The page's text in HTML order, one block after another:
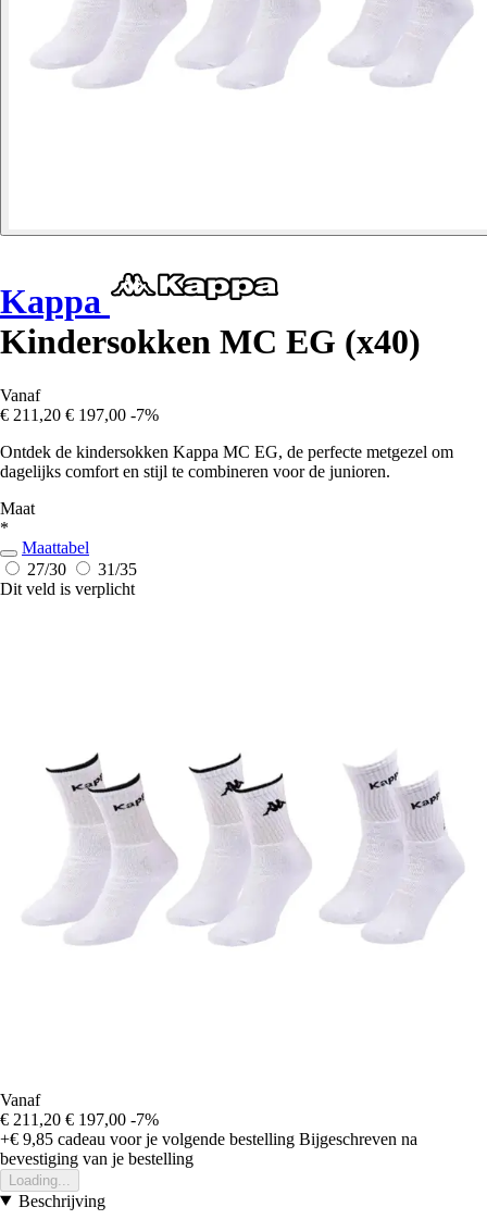
Kappa
Kindersokken MC EG (x40)
Vanaf
€ 211,20 € 197,00 -7%
Ontdek de kindersokken Kappa MC EG, de perfecte metgezel om
dagelijks comfort en stijl te combineren voor de junioren.
Maat
*
Maattabel
27/30
31/35
Dit veld is verplicht
Vanaf
€ 211,20 € 197,00 -7%
+€ 9,85 cadeau voor je volgende bestelling Bijgeschreven na
bevestiging van je bestelling
Loading...
Beschrijving